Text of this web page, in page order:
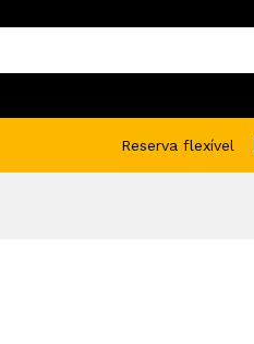
Reserva flexível